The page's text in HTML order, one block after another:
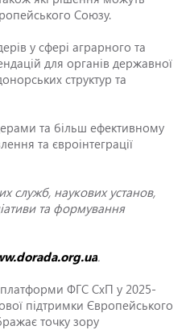
Союзу.
у сфері аграрного та
для органів державної
структур та
та більш ефективному
та євроінтеграції
служб, наукових установ,
та формування
.
платформи ФГС СхП у 2025-
підтримки Європейського
точку зору